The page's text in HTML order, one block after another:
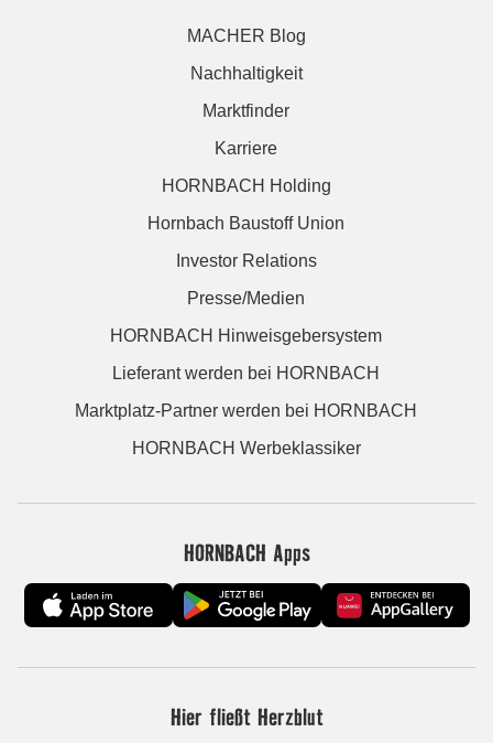
MACHER Blog
Nachhaltigkeit
Marktfinder
Karriere
HORNBACH Holding
Hornbach Baustoff Union
Investor Relations
Presse/Medien
HORNBACH Hinweisgebersystem
Lieferant werden bei HORNBACH
Marktplatz-Partner werden bei HORNBACH
HORNBACH Werbeklassiker
HORNBACH Apps
Hier fließt Herzblut